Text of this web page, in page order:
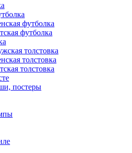
футболка
футболка
толстовка
толстовка
толстовка
постеры